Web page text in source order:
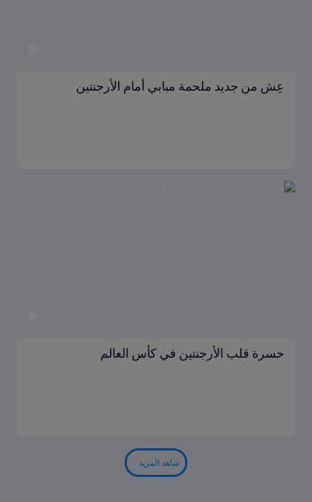
عِش من جديد ملحمة مبابي أمام الأرجنتين
حسرة قلب الأرجنتين في كأس العالم
شاهد المزيد